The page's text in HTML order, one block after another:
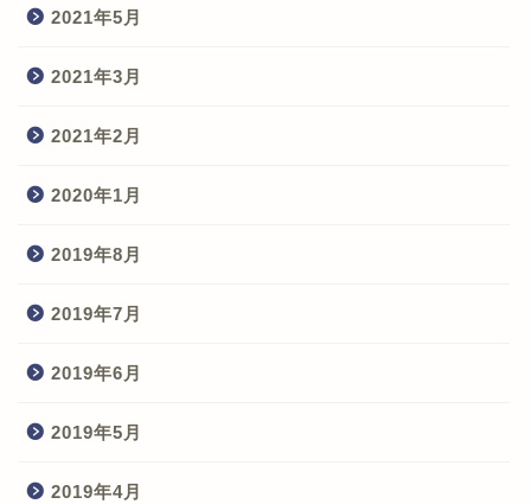
2021年5月
2021年3月
2021年2月
2020年1月
2019年8月
2019年7月
2019年6月
2019年5月
2019年4月